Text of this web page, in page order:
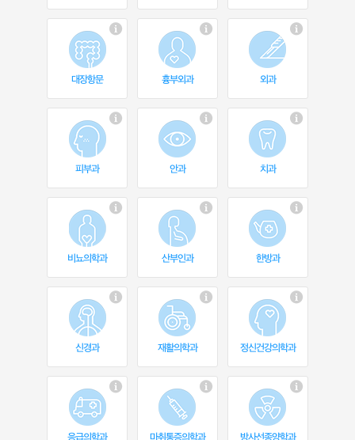
대장항문 흉부외과 외과
피부과 안과 치과
비뇨의학과 산부인과 한방과
신경과 재활의학과 정신건강의학과